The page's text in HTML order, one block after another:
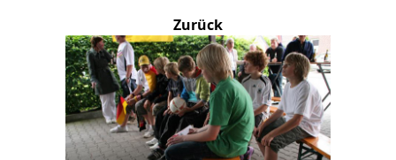
Zurück